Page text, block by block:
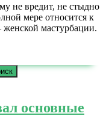
не вредит, не стыдно
мере относится к
мастурбации.
основные